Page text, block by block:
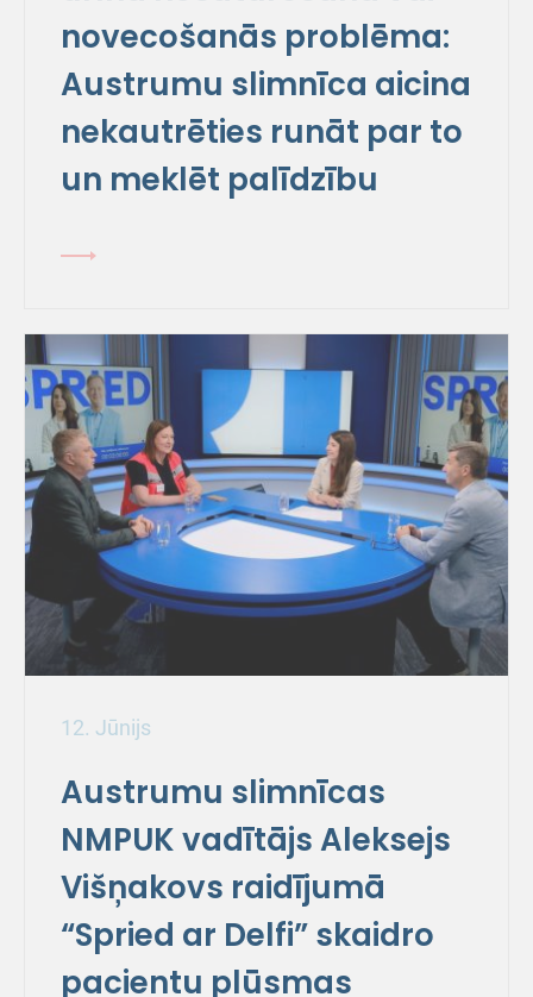
novecošanās problēma:
Austrumu slimnīca aicina
nekautrēties runāt par to
un meklēt palīdzību
12. Jūnijs
Austrumu slimnīcas
NMPUK vadītājs Aleksejs
Višņakovs raidījumā
“Spried ar Delfi” skaidro
pacientu plūsmas